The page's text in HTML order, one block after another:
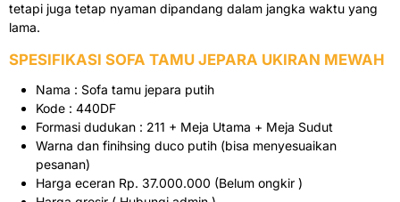
tetapi juga tetap nyaman dipandang dalam jangka waktu yang
lama.
SPESIFIKASI SOFA TAMU JEPARA UKIRAN MEWAH
Nama : Sofa tamu jepara putih
Kode : 440DF
Formasi dudukan : 211 + Meja Utama + Meja Sudut
Warna dan finihsing duco putih (bisa menyesuaikan
pesanan)
Harga eceran Rp. 37.000.000 (Belum ongkir )